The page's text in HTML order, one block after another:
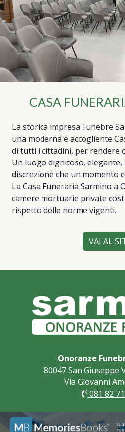
CASA
La storica impresa Funebre
una moderna e accogliente
di tutti i cittadini, per rendere
Un luogo dignitoso, elegante,
discrezione che un momento
La Casa Funeraria Sarmino a
camere mortuarie private
rispetto delle norme vigenti.
VAI AL
Onoranze
80047 San Giuseppe
Via Giovanni
081 82